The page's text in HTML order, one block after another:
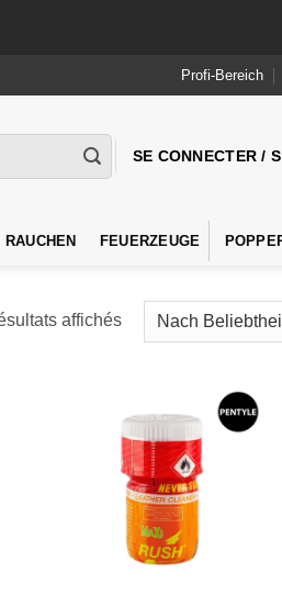
Profi-Bereich
SE CONNECTER /
FEUERZEUGE
affichésTrié
par